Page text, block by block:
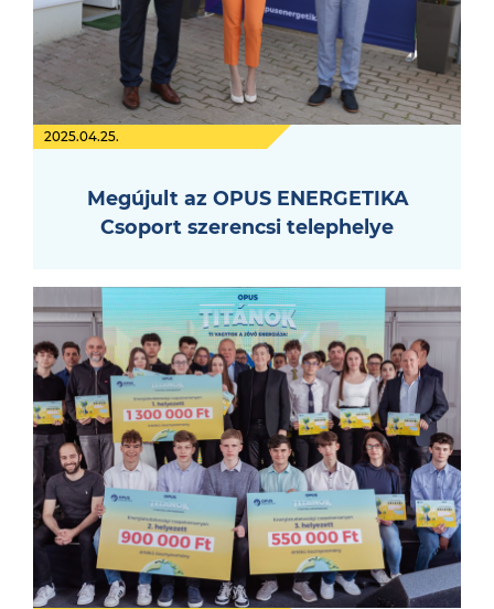
2025.04.25.
Megújult az OPUS ENERGETIKA
Csoport szerencsi telephelye